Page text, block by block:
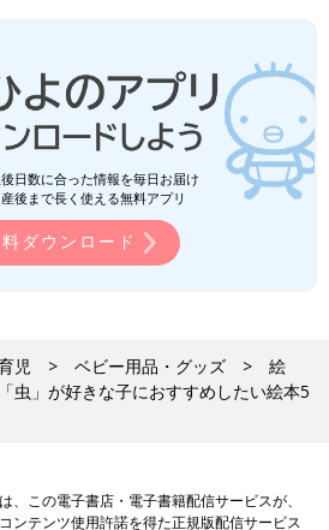
日数に合った情報を毎日お届け
後まで長く使える無料アプリ
ダウンロード
児 ベビー用品・グッズ
絵
虫」が好きな子におすすめしたい絵本5
、この電子書店・電子書籍配信サービスが、
ンテンツ使用許諾を得た正規版配信サービス